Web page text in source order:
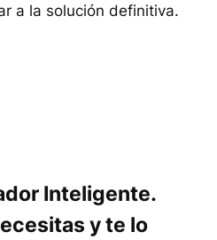
a la solución definitiva.
Inteligente.
y te lo